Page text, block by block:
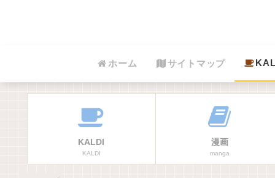
ホーム サイトマップ
KALDI
KALDI
漫画
manga